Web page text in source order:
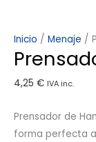
Inicio / Menaje /
4,25 € IVA inc.
Prensador de
forma perfecta a